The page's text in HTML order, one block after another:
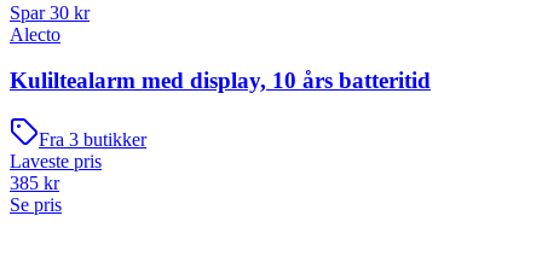
Spar30 kr
Alecto
Kuliltealarm med display, 10 års batteritid
Fra 3 butikker
Laveste pris
385 kr
Se pris